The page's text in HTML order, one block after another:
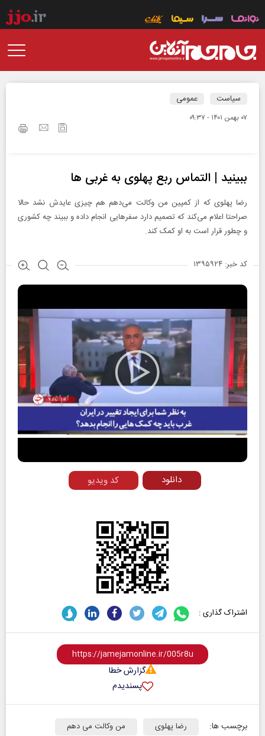
سیاست عمومی
۰۷ بهمن ۱۴۰۱ - ۰۹:۳۷
ببینید | التماس ربع پهلوی به غربی‌ ها
رضا پهلوی که از کمپین من وکالت می‌دهم هم چیزی عایدش نشد حالا
صراحتا اعلام می‌کند که تصمیم دارد سفرهایی انجام داده و ببیند چه کشوری
و چطور قرار است به او کمک کند.
کد خبر: ۱۳۹۵۹۲۴
Play
Video
کد ویدیو دانلود
اشتراک گذاری :
گزارش خطا
پسندیدم
برچسب ها: رضا پهلوی
من وکالت می دهم